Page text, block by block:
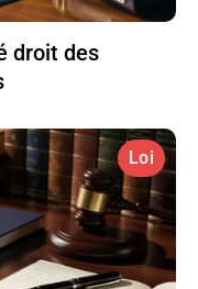
droit des
Loi